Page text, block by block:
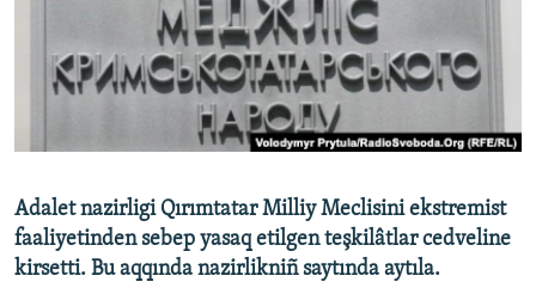
Українською
RFE/RS bütün saytları
Adalet nazirligi Qırımtatar Milliy Meclisini ekstremist
faaliyetinden sebep yasaq etilgen teşkilâtlar cedveline
kirsetti. Bu aqqında nazirlikniñ saytında aytıla.